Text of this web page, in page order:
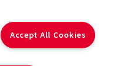
Accept All Cookies